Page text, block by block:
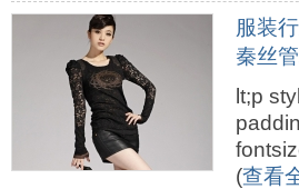
服装
秦丝
lt;p
(查看